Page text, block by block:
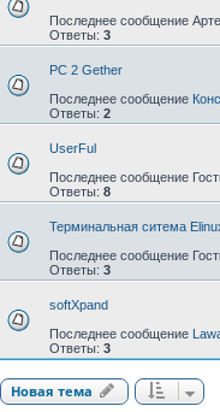
Последнее сообщение
Ответы: 3
PC 2 Gether
Последнее сообщение
Ответы: 2
UserFul
Последнее сообщение
Ответы: 8
Терминальная ситема
Последнее сообщение
Ответы: 3
softXpand
Последнее сообщение
Ответы: 3
Новая тема